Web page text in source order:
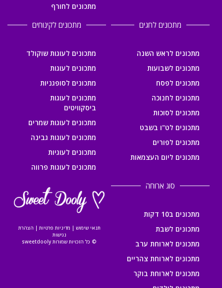
מתכונים לחורף
מתכונים לחגים
מתכונים לראש השנה
מתכונים לשבועות
מתכונים לפסח
מתכונים לחנוכה
מתכונים לסוכות
מתכונים לט"ו בשבט
מתכונים לפורים
מתכונים ליום העצמאות
מתכונים לקינוחים
מתכונים לעוגות שוקולד
מתכונים לעוגות
מתכונים לסופגניות
מתכונים לעוגות
ביסקוויטים
מתכונים לעוגות שמרים
מתכונים לעוגות גבינה
מתכונים לעוגיות
מתכונים לעוגות פרווה
סוג ארוחה
מתכונים ב10 דקות
מתכונים לשבת
מתכונים לארוחת ערב
מתכונים לארוחת צהריים
מתכונים לארוחת בוקר
תנאי שימוש | מדיניות פרטיות | הצהרת
נגישות
© כל הזכויות שמורות sweetdooly